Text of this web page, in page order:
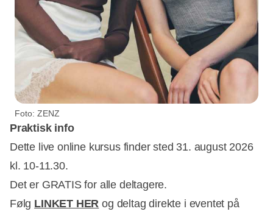
Foto: ZENZ
Praktisk info
Dette live online kursus finder sted 31. august 2026
kl. 10-11.30.
Det er GRATIS for alle deltagere.
Følg LINKET HER og deltag direkte i eventet på